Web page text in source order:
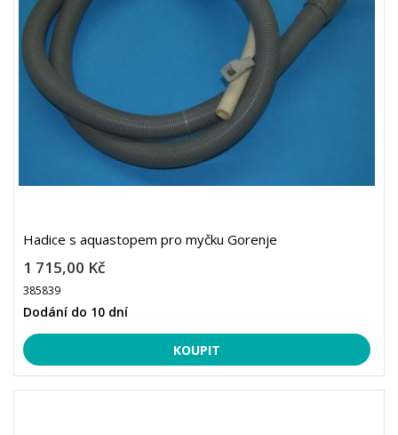
Hadice s aquastopem pro myčku Gorenje
1 715,00 Kč
385839
Dodání do 10 dní